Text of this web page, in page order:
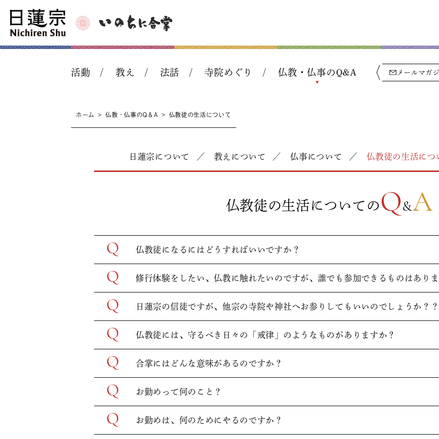
活動 教え 法話 寺院めぐり 仏教・仏事のQ&A メールマガ
ホーム > 仏教・仏事のQ＆A > 仏教徒の生活について
日蓮宗について 教えについて 仏事について 仏教徒の生活につ
仏教徒の生活についてのQ&A
Q 仏教徒になるにはどうすればいいですか？
Q 修行体験をしたい、仏教に触れたいのですが、誰でも参加できるものはありま
Q 日蓮宗の信徒ですが、他宗の寺院や神社へお参りしてもいいのでしょうか？？
Q 仏教徒には、守るべき日々の「戒律」のようなものがありますか？
Q 合掌にはどんな意味があるのですか？
Q お勤めって何のこと？
Q お勤めは、何のためにやるのですか？